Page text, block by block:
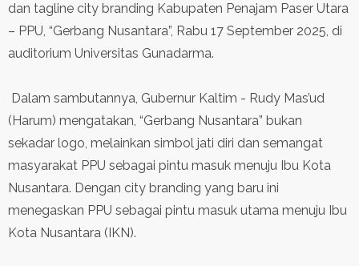
dan tagline city branding Kabupaten Penajam Paser Utara
– PPU, “Gerbang Nusantara”, Rabu 17 September 2025, di
auditorium Universitas Gunadarma.
Dalam sambutannya, Gubernur Kaltim - Rudy Mas’ud
(Harum) mengatakan, “Gerbang Nusantara” bukan
sekadar logo, melainkan simbol jati diri dan semangat
masyarakat PPU sebagai pintu masuk menuju Ibu Kota
Nusantara. Dengan city branding yang baru ini
menegaskan PPU sebagai pintu masuk utama menuju Ibu
Kota Nusantara (IKN).